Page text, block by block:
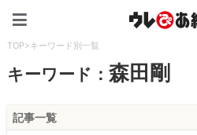
TOP>キーワード別一覧
キーワード：森田剛
記事一覧